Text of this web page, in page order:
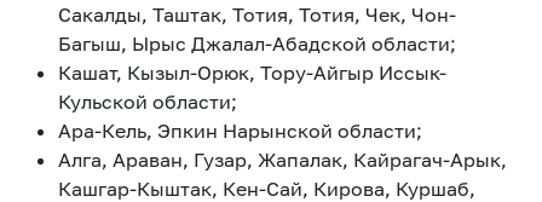
Сакалды, Таштак, Тотия, Тотия, Чек, Чон-
Багыш, Ырыс Джалал-Абадской области;
Кашат, Кызыл-Орюк, Тору-Айгыр Иссык-
Кульской области;
Ара-Кель, Эпкин Нарынской области;
Алга, Араван, Гузар, Жапалак, Кайрагач-Арык,
Кашгар-Кыштак, Кен-Сай, Кирова, Куршаб,